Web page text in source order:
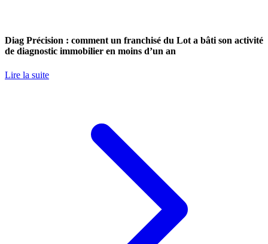
Diag Précision : comment un franchisé du Lot a bâti son activité
de diagnostic immobilier en moins d’un an
Lire la suite